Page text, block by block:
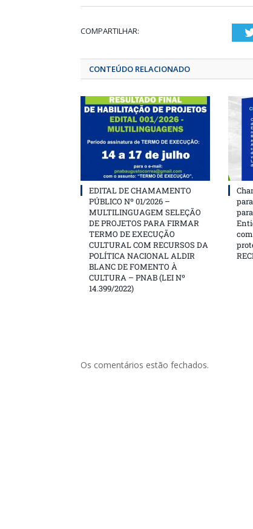
COMPARTILHAR:
CONTEÚDO RELACIONADO
EDITAL DE CHAMAMENTO
PÚBLICO Nº 01/2026 –
MULTILINGUAGEM SELEÇÃO
DE PROJETOS PARA FIRMAR
TERMO DE EXECUÇÃO
CULTURAL COM RECURSOS DA
POLÍTICA NACIONAL ALDIR
BLANC DE FOMENTO À
CULTURA – PNAB (LEI Nº
14.399/2022)
Os comentários estão fechados.